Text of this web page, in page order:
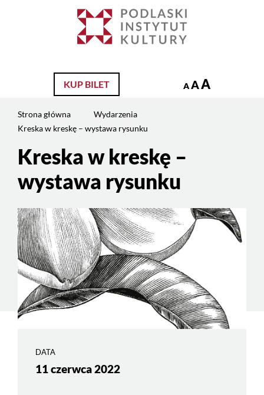
rysunku
KUP BILET A AA
Strona główna
Wydarzenia
Kreska w kreskę – wystawa rysunku
Kreska w kreskę –
wystawa rysunku
DATA
11 czerwca 2022